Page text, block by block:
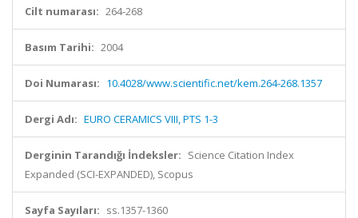
Cilt numarası: 264-268
Basım Tarihi: 2004
Doi Numarası: 10.4028/www.scientific.net/kem.264-268.1357
Dergi Adı: EURO CERAMICS VIII, PTS 1-3
Derginin Tarandığı İndeksler: Science Citation Index
Expanded (SCI-EXPANDED), Scopus
Sayfa Sayıları: ss.1357-1360